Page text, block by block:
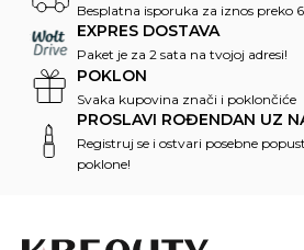
Besplatna isporuka za iznos preko
EXPRES DOSTAVA
Paket je za 2 sata na tvojoj adresi!
POKLON
Svaka kupovina znači i poklončiće
PROSLAVI ROĐENDAN UZ
Registruj se i ostvari posebne
poklone!